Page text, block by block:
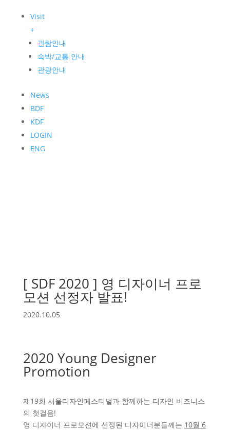
Visit
+
관람안내
숙박/교통 안내
관광안내
News
BDF
KDF
LOGIN
ENG
[ SDF 2020 ] 영 디자이너 프로
모션 선정자 발표!
2020.10.05
2020 Young Designer
Promotion
제19회 서울디자인페스티벌과 함께하는 디자인 비즈니스
의 첫걸음!
영 디자이너 프로모션에 선정된 디자이너분들께는 10월 6